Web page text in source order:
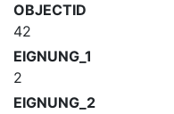
OBJECTID
42
EIGNUNG_1
2
EIGNUNG_2